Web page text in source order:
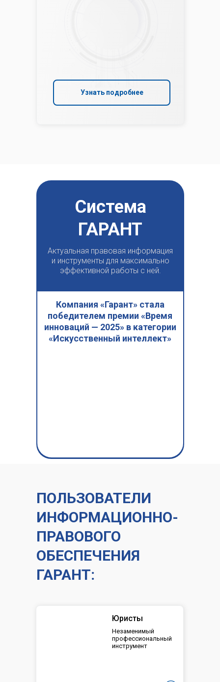
Узнать подробнее
Компания «Гарант» стала
победителем премии «Время
инноваций — 2025» в категории
«Искусственный интеллект»
Система
ГАРАНТ
Актуальная правовая информация
и инструменты для максимально
эффективной работы с ней.
ПОЛЬЗОВАТЕЛИ
ИНФОРМАЦИОННО-
ПРАВОВОГО
ОБЕСПЕЧЕНИЯ
ГАРАНТ:
Юристы
Незаменимый
профессиональный
инструмент